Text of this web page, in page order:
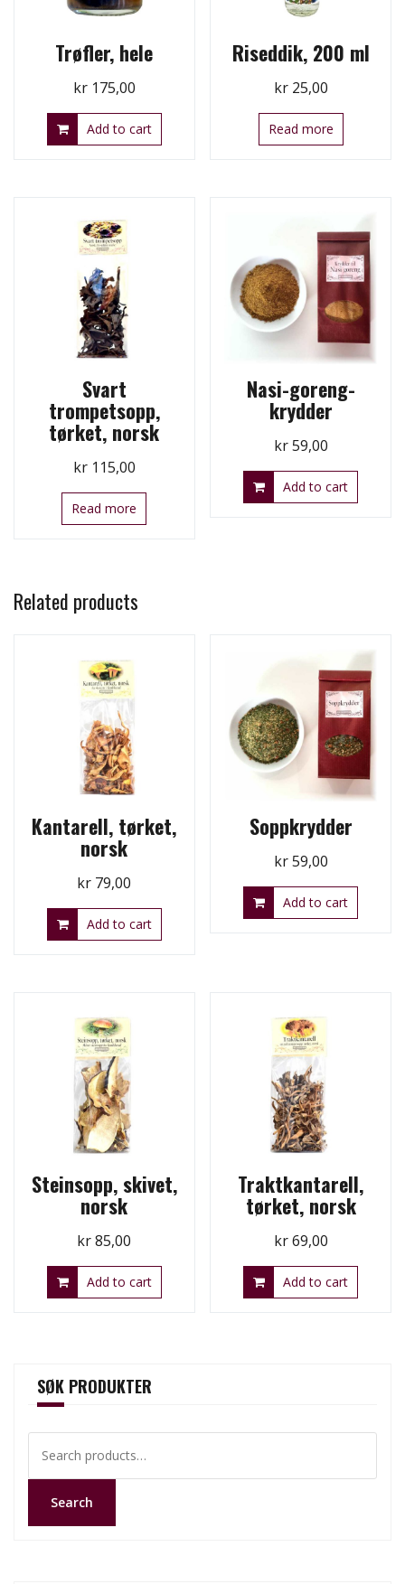
Trøfler, hele
kr175,00
Add to cart
Riseddik, 200 ml
kr25,00
Read more
Svart
trompetsopp,
tørket, norsk
kr115,00
Read more
Nasi-goreng-
krydder
kr59,00
Add to cart
Related products
Kantarell, tørket,
norsk
kr 79,00
Add to cart
Soppkrydder
kr59,00
Add to cart
Steinsopp, skivet,
norsk
kr85,00
Add to cart
Traktkantarell,
tørket, norsk
kr69,00
Add to cart
SØK PRODUKTER
for:
Search